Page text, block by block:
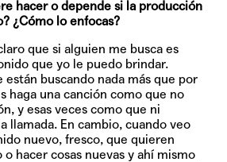
hacer o depende si la producción
¿Cómo lo enfocas?
que si alguien me busca es
que yo le puedo brindar.
están buscando nada más que por
haga una canción como que no
y esas veces como que ni
llamada. En cambio, cuando veo
nuevo, fresco, que quieren
hacer cosas nuevas y ahí mismo